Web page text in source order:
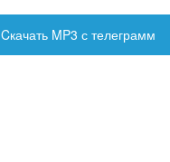
Cкачать MP3 с телеграмм